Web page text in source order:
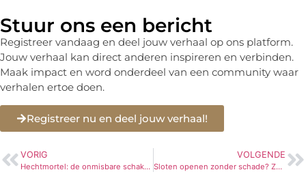
Stuur ons een bericht
Registreer vandaag en deel jouw verhaal op ons platform.
Jouw verhaal kan direct anderen inspireren en verbinden.
Maak impact en word onderdeel van een community waar
verhalen ertoe doen.
Registreer nu en deel jouw verhaal!
VORIG
Hechtmortel: de onmisbare schakel voor een stevige ondergrond
VOLGENDE
Sloten openen zonder schade? Zo werkt een professionele aanpak in Leusden